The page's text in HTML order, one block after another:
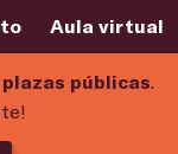
Aula virtual
públicas.